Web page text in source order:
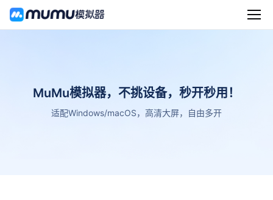
MuMu模拟器，不挑设备，秒开秒用！
适配Windows/macOS，高清大屏，自由多开